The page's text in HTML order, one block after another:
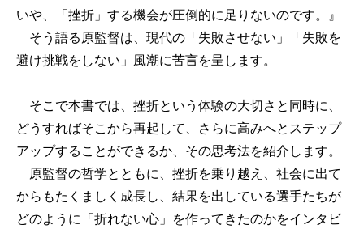
いや、「挫折」する機会が圧倒的に足りないのです。』
そう語る原監督は、現代の「失敗させない」「失敗を
避け挑戦をしない」風潮に苦言を呈します。
そこで本書では、挫折という体験の大切さと同時に、
どうすればそこから再起して、さらに高みへとステップ
アップすることができるか、その思考法を紹介します。
原監督の哲学とともに、挫折を乗り越え、社会に出て
からもたくましく成長し、結果を出している選手たちが
どのように「折れない心」を作ってきたのかをインタビ